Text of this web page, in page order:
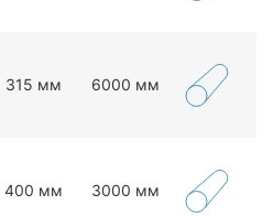
315 мм 6000 мм
400 мм 3000 мм